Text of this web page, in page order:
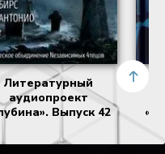
Литературный
аудиопроект
Выпуск 42